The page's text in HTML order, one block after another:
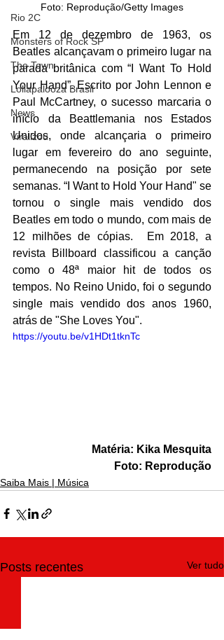
Rio 2C
Monsters of Rock SP
The Town
Lollapalooza Brasil
News
Viralizou
Foto: Reprodução/Getty Images
Em 12 de dezembro de 1963, os
Beatles alcançavam o primeiro lugar na
parada britânica com “I Want To Hold
Your Hand”. Escrito por John Lennon e
Paul McCartney, o sucesso marcaria o
início da Beattlemania nos Estados
Unidos, onde alcançaria o primeiro
lugar em fevereiro do ano seguinte,
permanecendo na posição por sete
semanas. “I Want to Hold Your Hand" se
tornou o single mais vendido dos
Beatles em todo o mundo, com mais de
12 milhões de cópias.  Em 2018, a
revista Billboard classificou a canção
como o 48ª maior hit de todos os
tempos. No Reino Unido, foi o segundo
single mais vendido dos anos 1960,
atrás de "She Loves You".
https://youtu.be/v1HDt1tknTc
Matéria: Kika Mesquita
Foto: Reprodução
Saiba Mais | Música
Posts recentes Ver tudo